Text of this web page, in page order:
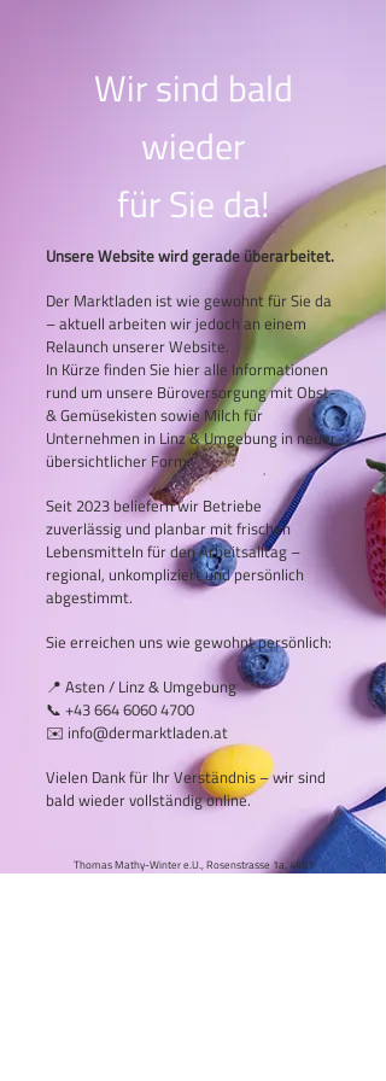
Wir sind bald
wieder
für Sie da!
Unsere Website wird gerade überarbeitet.
Der Marktladen ist wie gewohnt für Sie da
– aktuell arbeiten wir jedoch an einem
Relaunch unserer Website.
In Kürze finden Sie hier alle Informationen
rund um unsere Büroversorgung mit Obst-
& Gemüsekisten sowie Milch für
Unternehmen in Linz & Umgebung in neuer,
übersichtlicher Form.
Seit 2023 beliefern wir Betriebe
zuverlässig und planbar mit frischen
Lebensmitteln für den Arbeitsalltag –
regional, unkompliziert und persönlich
abgestimmt.
Sie erreichen uns wie gewohnt persönlich:
📍 Asten / Linz & Umgebung
📞 +43 664 6060 4700
✉️ info@dermarktladen.at
Vielen Dank für Ihr Verständnis – wir sind
bald wieder vollständig online.
Thomas Mathy-Winter e.U.,Rosenstrasse 1a, 4481
Asten,ATU79757345